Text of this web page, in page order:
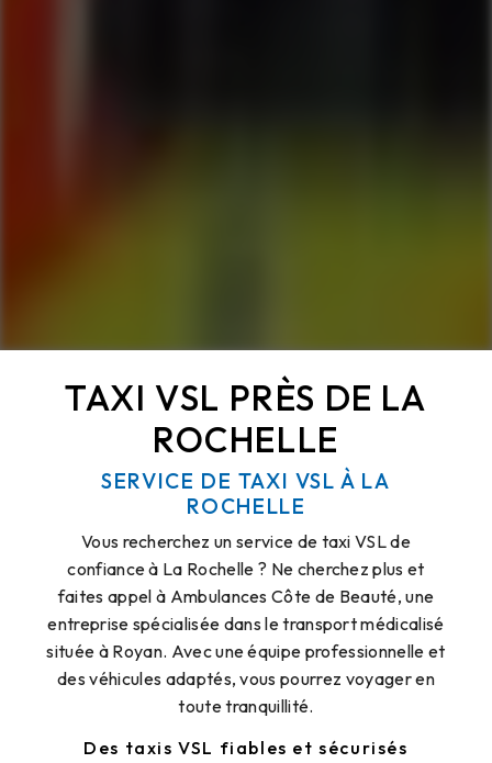
TAXI VSL PRÈS DE LA
ROCHELLE
SERVICE DE TAXI VSL À LA
ROCHELLE
Vous recherchez un service de taxi VSL de
confiance à La Rochelle ? Ne cherchez plus et
faites appel à Ambulances Côte de Beauté, une
entreprise spécialisée dans le transport médicalisé
située à Royan. Avec une équipe professionnelle et
des véhicules adaptés, vous pourrez voyager en
toute tranquillité.
Des taxis VSL fiables et sécurisés